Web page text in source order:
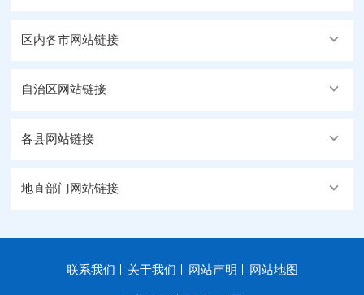
区内各市网站链接
自治区网站链接
各县网站链接
地直部门网站链接
联系我们 关于我们 网站声明 网站地图